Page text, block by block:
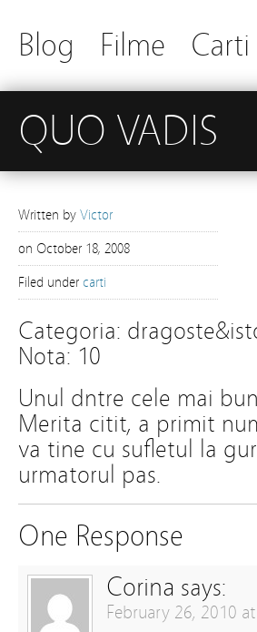
Blog Filme Carti
QUO VADIS
Written by Victor
on October 18, 2008
Filed under carti
Categoria:
Nota: 10
Unul dntre cele mai
Merita citit, a primit
va tine cu sufletul la
urmatorul pas.
One Response
Corina says:
February 26, 2010